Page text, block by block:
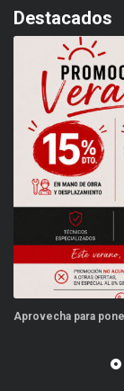
Destacados
punto